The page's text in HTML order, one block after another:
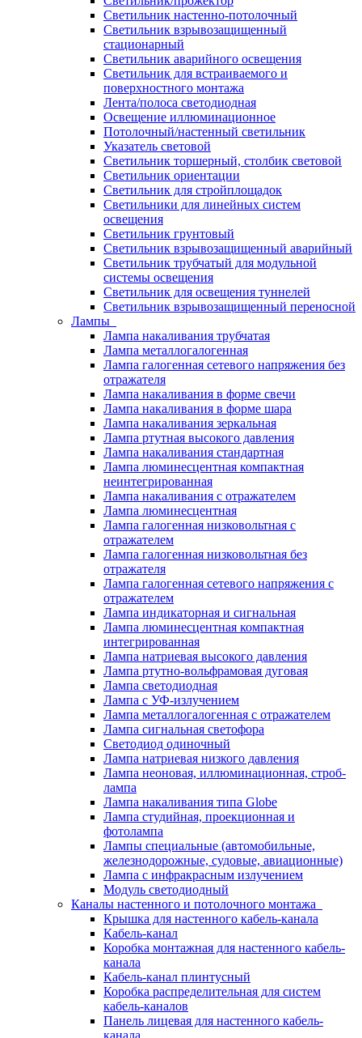
Светильник настенно-потолочный
Светильник взрывозащищенный
стационарный
Светильник аварийного освещения
Светильник для встраиваемого и
поверхностного монтажа
Лента/полоса светодиодная
Освещение иллюминационное
Потолочный/настенный светильник
Указатель световой
Светильник торшерный, столбик световой
Светильник ориентации
Светильник для стройплощадок
Светильники для линейных систем
освещения
Светильник грунтовый
Светильник взрывозащищенный аварийный
Светильник трубчатый для модульной
системы освещения
Светильник для освещения туннелей
Светильник взрывозащищенный переносной
Лампы
Лампа накаливания трубчатая
Лампа металлогалогенная
Лампа галогенная сетевого напряжения без
отражателя
Лампа накаливания в форме свечи
Лампа накаливания в форме шара
Лампа накаливания зеркальная
Лампа ртутная высокого давления
Лампа накаливания стандартная
Лампа люминесцентная компактная
неинтегрированная
Лампа накаливания с отражателем
Лампа люминесцентная
Лампа галогенная низковольтная с
отражателем
Лампа галогенная низковольтная без
отражателя
Лампа галогенная сетевого напряжения с
отражателем
Лампа индикаторная и сигнальная
Лампа люминесцентная компактная
интегрированная
Лампа натриевая высокого давления
Лампа ртутно-вольфрамовая дуговая
Лампа светодиодная
Лампа с УФ-излучением
Лампа металлогалогенная с отражателем
Лампа сигнальная светофора
Светодиод одиночный
Лампа натриевая низкого давления
Лампа неоновая, иллюминационная, строб-
лампа
Лампа накаливания типа Globe
Лампа студийная, проекционная и
фотолампа
Лампы специальные (автомобильные,
железнодорожные, судовые, авиационные)
Лампа с инфракрасным излучением
Модуль светодиодный
Каналы настенного и потолочного монтажа
Крышка для настенного кабель-канала
Кабель-канал
Коробка монтажная для настенного кабель-
канала
Кабель-канал плинтусный
Коробка распределительная для систем
кабель-каналов
Панель лицевая для настенного кабель-
канала